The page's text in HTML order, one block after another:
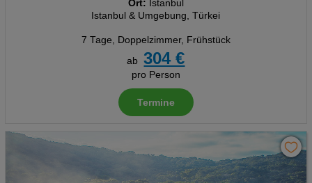
Ort: Istanbul
Istanbul & Umgebung, Türkei
7 Tage, Doppelzimmer, Frühstück
ab
304 €
pro Person
Termine